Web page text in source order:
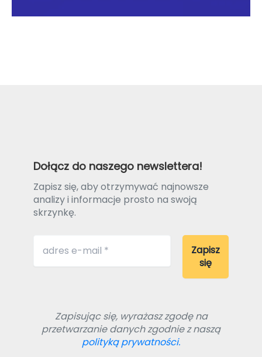
Dołącz do naszego newslettera!
Zapisz się, aby otrzymywać najnowsze
analizy i informacje prosto na swoją
skrzynkę.
Zapisując się, wyrażasz zgodę na
przetwarzanie danych zgodnie z naszą
polityką prywatności.